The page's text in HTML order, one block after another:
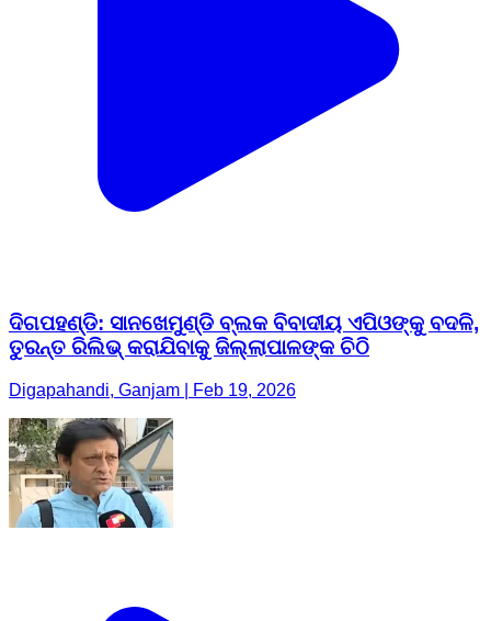
ଦିଗପହଣ୍ଡି: ସାନଖେମୁଣ୍ଡି ବ୍ଲକ ବିବାଦୀୟ ଏପିଓଙ୍କୁ ବଦଳି,
ତୁରନ୍ତ ରିଲିଭ୍ କରାଯିବାକୁ ଜିଲ୍ଲାପାଳଙ୍କ ଚିଠି
Digapahandi, Ganjam | Feb 19, 2026